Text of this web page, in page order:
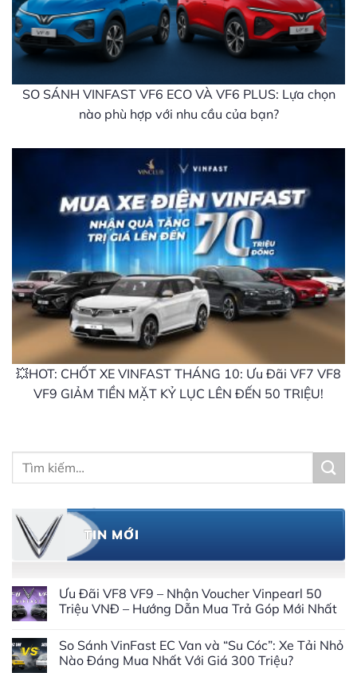
Tìm
TIN MỚI
Ưu Đãi VF8 VF9 – Nhận Voucher Vinpearl 50
Triệu VNĐ – Hướng Dẫn Mua Trả Góp Mới Nhất
So Sánh VinFast EC Van và “Su Cóc”: Xe Tải Nhỏ
Nào Đáng Mua Nhất Với Giá 300 Triệu?
SO SÁNH VINFAST VF6 ECO VÀ VF6 PLUS: Lựa chọn
nào phù hợp với nhu cầu của bạn?
💥HOT: CHỐT XE VINFAST THÁNG 10: Ưu Đãi VF7 VF8
VF9 GIẢM TIỀN MẶT KỶ LỤC LÊN ĐẾN 50 TRIỆU!